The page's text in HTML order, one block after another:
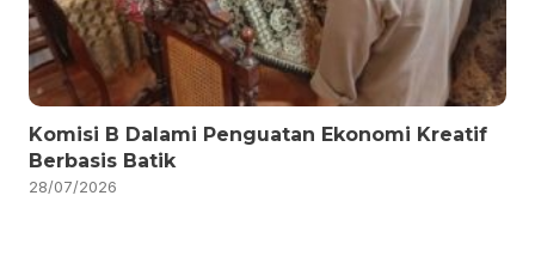
Komisi B Dalami Penguatan Ekonomi Kreatif
Berbasis Batik
28/07/2026